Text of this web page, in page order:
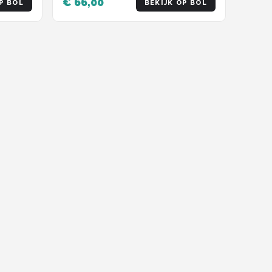
BOL
Beschermhoezen - Lp Hoezen
Plastic - Lp Hoezen Buitenhoes
BEKIJK OP BOL